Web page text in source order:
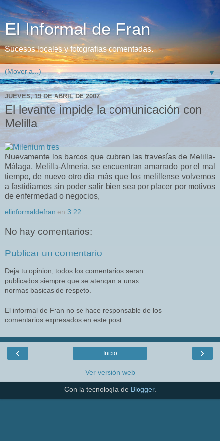
El Informal de Fran
Sucesos locales y fotografias comentadas.
▼
JUEVES, 19 DE ABRIL DE 2007
El levante impide la comunicación con
Melilla
Nuevamente los barcos que cubren las travesías de Melilla-
Málaga, Melilla-Almeria, se encuentran amarrado por el mal
tiempo, de nuevo otro día más que los melillense volvemos
a fastidiarnos sin poder salir bien sea por placer por motivos
de enfermedad o negocios,
elinformaldefran en 3:22
No hay comentarios:
Publicar un comentario
Deja tu opinion, todos los comentarios seran
publicados siempre que se atengan a unas
normas basicas de respeto.
El informal de Fran no se hace responsable de los
comentarios expresados en este post.
‹ ›
Inicio
Ver versión web
Con la tecnología de Blogger.